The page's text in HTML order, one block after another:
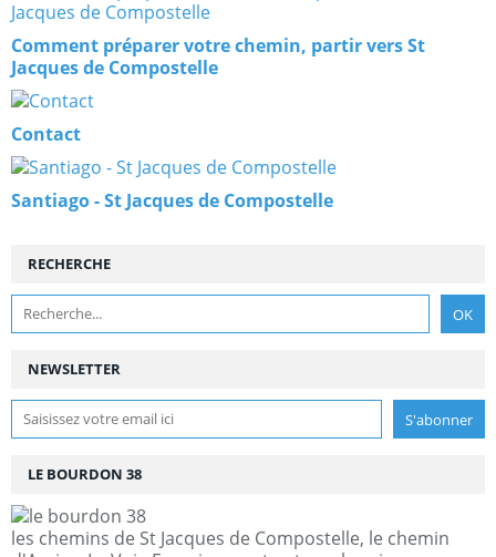
Comment préparer votre chemin, partir vers St
Jacques de Compostelle
Contact
Santiago - St Jacques de Compostelle
NEWSLETTER
RECHERCHE
LE BOURDON 38
les chemins de St Jacques de Compostelle, le chemin